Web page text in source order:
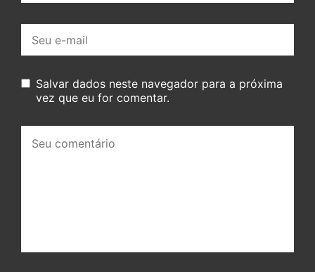
mail:
Salvar dados neste navegador para a próxima
vez que eu for comentar.
comentário: